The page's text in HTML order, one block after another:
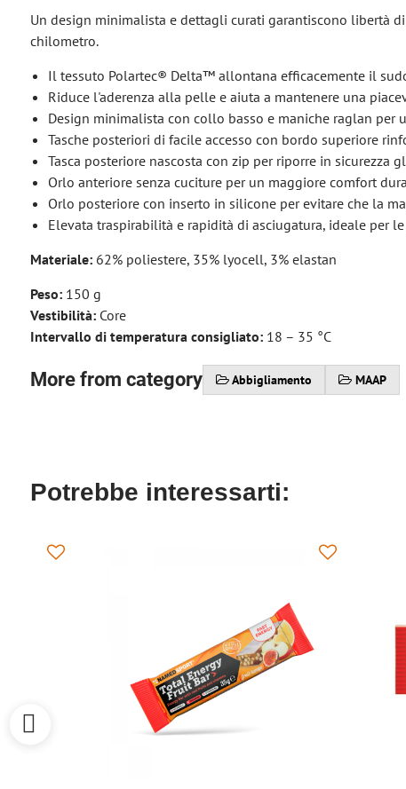
Un design minimalista e dettagli curati garantiscono libertà
chilometro.
Il tessuto Polartec® Delta™ allontana efficacemente il
Riduce l'aderenza alla pelle e aiuta a mantenere una
Design minimalista con collo basso e maniche raglan per
Tasche posteriori di facile accesso con bordo superiore
Tasca posteriore nascosta con zip per riporre in sicurezza
Orlo anteriore senza cuciture per un maggiore comfort
Orlo posteriore con inserto in silicone per evitare che la
Elevata traspirabilità e rapidità di asciugatura, ideale per
Materiale:62% poliestere, 35% lyocell, 3% elastan
Peso:150 g
Vestibilità:Core
Intervallo di temperatura consigliato:18 – 35 °C
More from category Abbigliamento MAAP
Potrebbe interessarti: